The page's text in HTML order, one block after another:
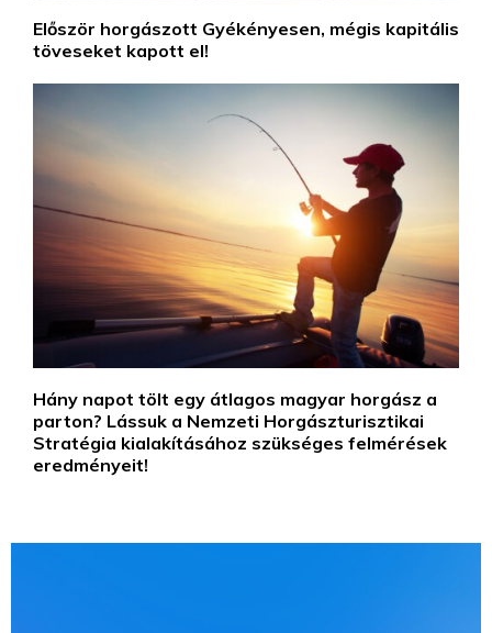
Először horgászott Gyékényesen, mégis kapitális
töveseket kapott el!
Hány napot tölt egy átlagos magyar horgász a
parton? Lássuk a Nemzeti Horgászturisztikai
Stratégia kialakításához szükséges felmérések
eredményeit!